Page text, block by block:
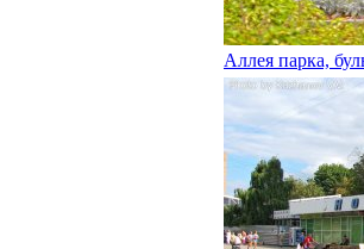
Аллея парка,